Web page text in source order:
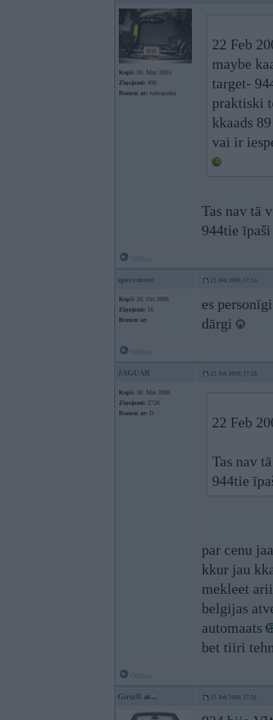
Kopš: 08. May 2003
Ziņojumi: 496
Braucu ar: turboporku
22 Feb
maybe
target-
praktiski
kkaads
vai ir
Tas nav tā
944tie
sporcmenc 22. Feb 2009, 17:15
Kopš: 26. Oct 2008
Ziņojumi: 16
Braucu ar:
es
dārgi
JAGUAR 22. Feb 2009, 17:28
Kopš: 30. Mar 2008
Ziņojumi: 2726
Braucu ar: D
22 Feb
Tas nav
944tie
par cenu
kkur jau
mekleet
belgijas
automaats
bet tiiri
GirtzB 22. Feb 2009, 17:31